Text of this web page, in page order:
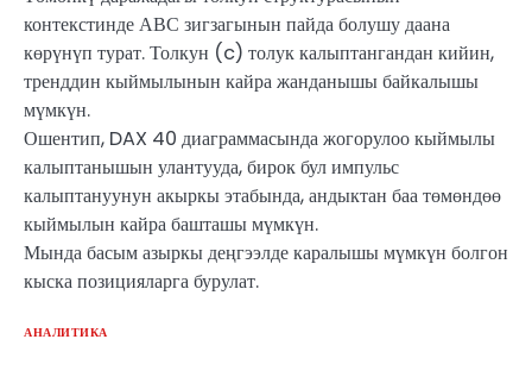
контекстинде АВС зигзагынын пайда болушу даана
көрүнүп турат. Толкун (c) толук калыптангандан кийин,
тренддин кыймылынын кайра жанданышы байкалышы
мүмкүн.
Ошентип, DAX 40 диаграммасында жогорулоо кыймылы
калыптанышын улантууда, бирок бул импульс
калыптануунун акыркы этабында, андыктан баа төмөндөө
кыймылын кайра башташы мүмкүн.
Мында басым азыркы деңгээлде каралышы мүмкүн болгон
кыска позицияларга бурулат.
АНАЛИТИКА